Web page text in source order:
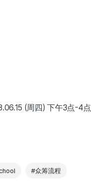
(周四) 下午3点-4点
#众筹流程